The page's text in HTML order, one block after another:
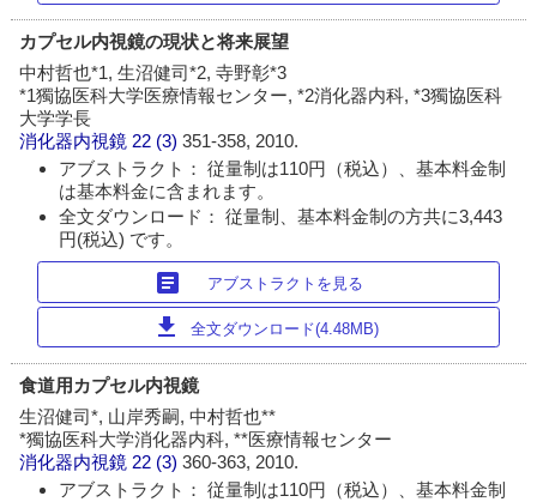
カプセル内視鏡の現状と将来展望
中村哲也*1, 生沼健司*2, 寺野彰*3
*1獨協医科大学医療情報センター, *2消化器内科, *3獨協医科
大学学長
消化器内視鏡 22 (3)351-358, 2010.
アブストラクト： 従量制は110円（税込）、基本料金制
は基本料金に含まれます。
全文ダウンロード： 従量制、基本料金制の方共に3,443
円(税込) です。
article アブストラクトを見る
download 全文ダウンロード(4.48MB)
食道用カプセル内視鏡
生沼健司*, 山岸秀嗣, 中村哲也**
*獨協医科大学消化器内科, **医療情報センター
消化器内視鏡 22 (3)360-363, 2010.
アブストラクト： 従量制は110円（税込）、基本料金制